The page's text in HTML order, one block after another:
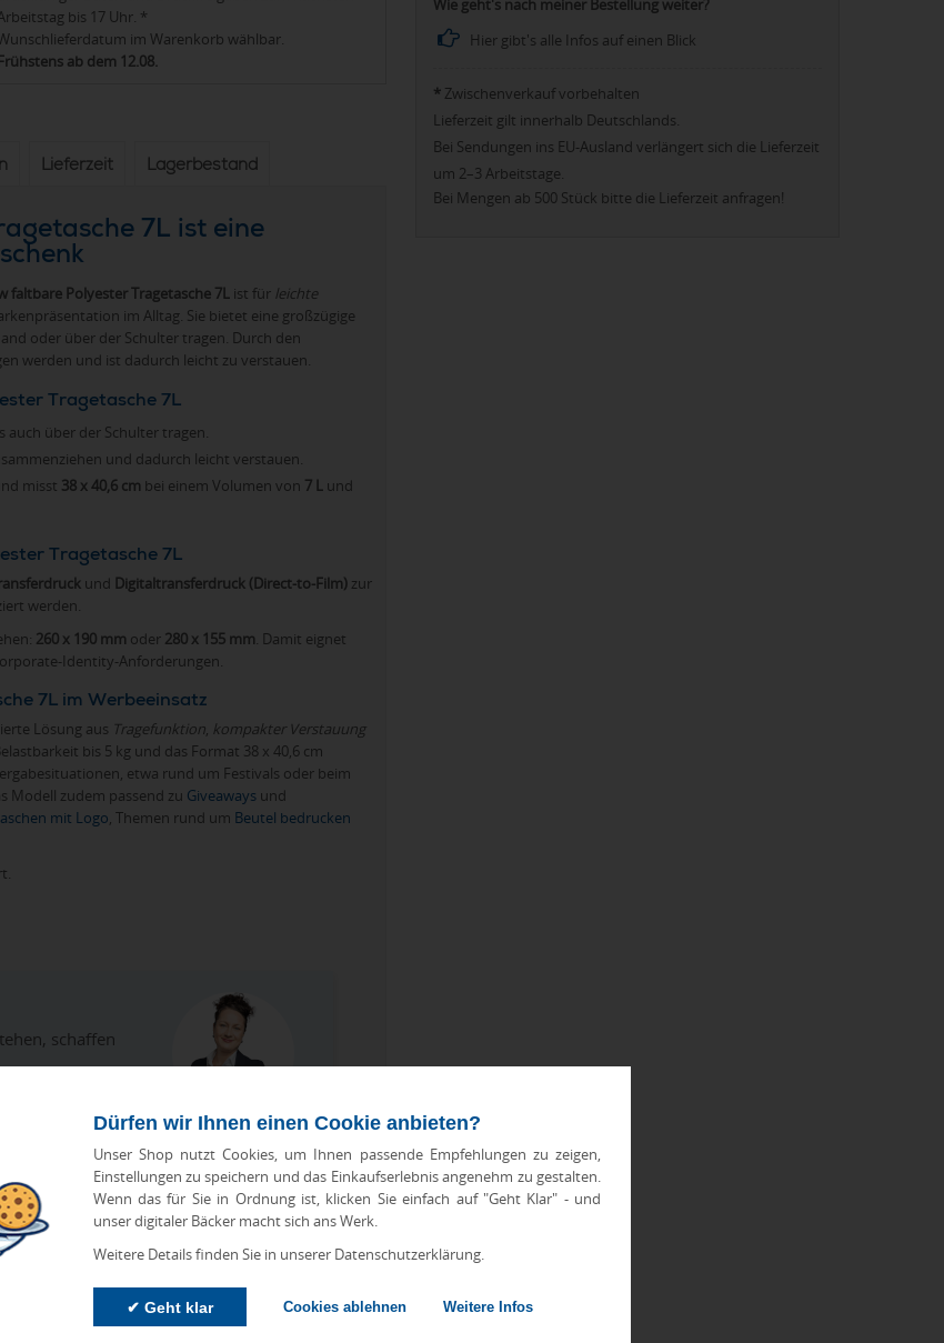
Dürfen wir Ihnen einen Cookie anbieten?
Unser Shop nutzt Cookies, um Ihnen passende Empfehlungen zu zeigen,
Einstellungen zu speichern und das Einkaufserlebnis angenehm zu gestalten.
Wenn das für Sie in Ordnung ist, klicken Sie einfach auf "Geht Klar" - und
unser digitaler Bäcker macht sich ans Werk.
Weitere Details finden Sie in unserer Datenschutzerklärung.
✔ Geht klar Cookies ablehnen Weitere Infos
bis 17 Uhr. *
im Warenkorb wählbar.
ab dem 12.08.
Lieferzeit Lagerbestand
7L ist eine
faltbare Polyester Tragetasche 7L ist für leichte
im Alltag. Sie bietet eine großzügige
oder über der Schulter tragen. Durch den
werden und ist dadurch leicht zu verstauen.
Tragetasche 7L
auch über der Schulter tragen.
und dadurch leicht verstauen.
misst 38 x 40,6 cm bei einem Volumen von 7 L und
Tragetasche 7L
und Digitaltransferdruck (Direct-to-Film) zur
werden.
260 x 190 mm oder 280 x 155 mm. Damit eignet
Identity-Anforderungen.
7L im Werbeeinsatz
Lösung aus Tragefunktion, kompakter Verstauung
bis 5 kg und das Format 38 x 40,6 cm
etwa rund um Festivals oder beim
Modell zudem passend zu Giveaways und
mit Logo, Themen rund um Beutel bedrucken
schaffen
Wie geht's nach meiner Bestellung weiter?
Hier gibt's alle Infos auf einen Blick
* Zwischenverkauf vorbehalten
Lieferzeit gilt innerhalb Deutschlands.
Bei Sendungen ins EU-Ausland verlängert sich die Lieferzeit
um 2–3 Arbeitstage.
Bei Mengen ab 500 Stück bitte die Lieferzeit anfragen!